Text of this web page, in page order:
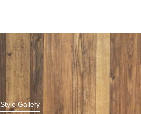
Style Gallery